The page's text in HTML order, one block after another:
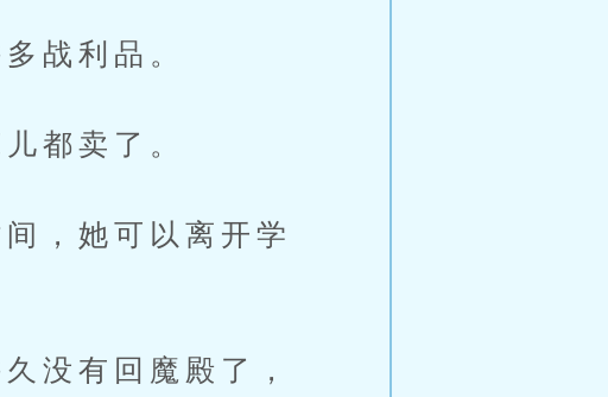
战利品。
都卖了。
她可以离开学
有回魔殿了，